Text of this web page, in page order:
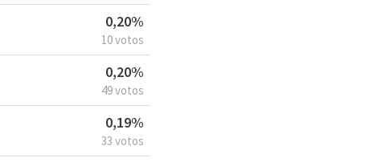
0,20%
10 votos
0,20%
49 votos
0,19%
33 votos